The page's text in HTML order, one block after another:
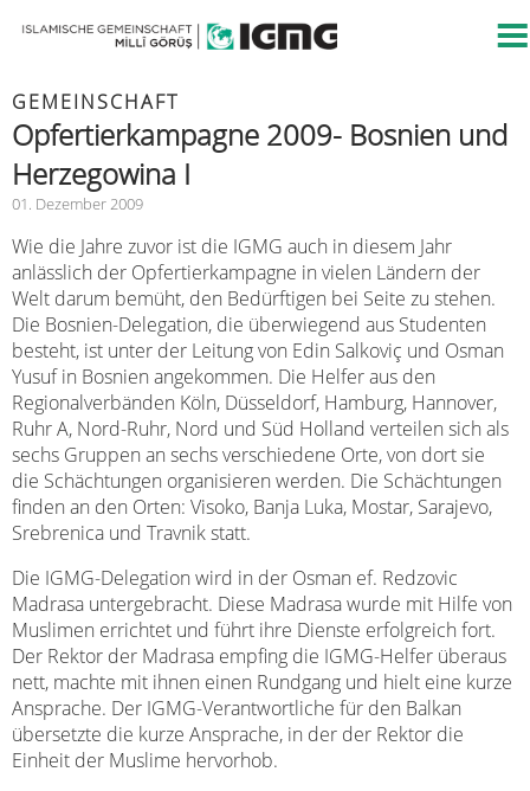
GEMEINSCHAFT
Opfertierkampagne 2009- Bosnien und
Herzegowina I
01. Dezember 2009
Wie die Jahre zuvor ist die IGMG auch in diesem Jahr
anlässlich der Opfertierkampagne in vielen Ländern der
Welt darum bemüht, den Bedürftigen bei Seite zu stehen.
Die Bosnien-Delegation, die überwiegend aus Studenten
besteht, ist unter der Leitung von Edin Salkoviç und Osman
Yusuf in Bosnien angekommen. Die Helfer aus den
Regionalverbänden Köln, Düsseldorf, Hamburg, Hannover,
Ruhr A, Nord-Ruhr, Nord und Süd Holland verteilen sich als
sechs Gruppen an sechs verschiedene Orte, von dort sie
die Schächtungen organisieren werden. Die Schächtungen
finden an den Orten: Visoko, Banja Luka, Mostar, Sarajevo,
Srebrenica und Travnik statt.
Die IGMG-Delegation wird in der Osman ef. Redzovic
Madrasa untergebracht. Diese Madrasa wurde mit Hilfe von
Muslimen errichtet und führt ihre Dienste erfolgreich fort.
Der Rektor der Madrasa empfing die IGMG-Helfer überaus
nett, machte mit ihnen einen Rundgang und hielt eine kurze
Ansprache. Der IGMG-Verantwortliche für den Balkan
übersetzte die kurze Ansprache, in der der Rektor die
Einheit der Muslime hervorhob.